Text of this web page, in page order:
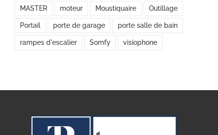
MASTER moteur Moustiquaire Outillage
Portail porte de garage porte salle de bain
rampes d'escalier Somfy visiophone